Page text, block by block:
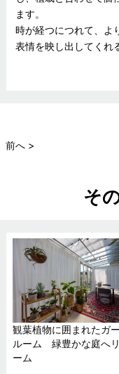
ます。
時が経つにつれて、よ
表情を映し出してくれ
前へ >
そ
観葉植物に囲まれたガ
ルーム 緑豊かな庭へ
ーム